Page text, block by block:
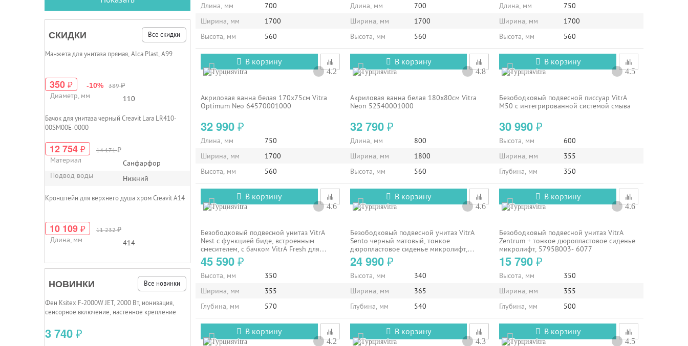
СКИДКИ Все скидки
Манжета для унитаза прямая, Alca Plast, A99
350 ₽ -10% 389₽
Диаметр, мм 110
Бачок для унитаза черный Creavit Lara LR410-
00SM00E-0000
12 754 ₽ 14 171₽
Материал
Санфарфор
Подвод воды
Нижний
Кронштейн для верхнего душа хром Creavit A14
10 109 ₽ 11 232₽
Длина, мм 414
НОВИНКИ Все новинки
Фен Ksitex F‑2000W JET, 2000 Вт, ионизация,
сенсорное включение, настенное крепление
3 740 ₽
Длина, мм
700
Ширина, мм
1700
Высота, мм
560
В корзину
Длина, мм
700
Ширина, мм
1700
Высота, мм
560
В корзину
Длина, мм
750
Ширина, мм
1700
Высота, мм
560
В корзину
vitra 4.2
Акриловая ванна белая 170x75см Vitra
Optimum Neo 64570001000
32 990 ₽
Длина, мм
750
Ширина, мм
1700
Высота, мм
560
В корзину
vitra 4.8
Акриловая ванна белая 180x80см Vitra
Neon 52540001000
32 790 ₽
Длина, мм
800
Ширина, мм
1800
Высота, мм
560
В корзину
vitra 4.5
Безободковый подвесной писсуар VitrA
M50 с интегрированной системой смыва
30 990₽
Высота, мм
600
Ширина, мм
355
Глубина, мм
350
В корзину
vitra 4.6
Безободковый подвесной унитаз VitrA
Nest c функцией биде, встроенным
смесителем, с бачком VitrA Fresh для
моющего средства
45 590 ₽
Высота, мм
350
Ширина, мм
355
Глубина, мм
570
В корзину
vitra 4.6
Безободковый подвесной унитаз VitrA
Sento черный матовый, тонкое
дюропластовое сиденье микролифт,
7748B083-0101
24 990 ₽
Высота, мм
340
Ширина, мм
365
Глубина, мм
540
В корзину
vitra 4.6
Безободковый подвесной унитаз VitrA
Zentrum + тонкое дюропластовое сиденье
микролифт, 5795B003- 6077
15 790₽
Высота, мм
350
Ширина, мм
355
Глубина, мм
500
В корзину
vitra 4.2 vitra 4.3 vitra 4.5